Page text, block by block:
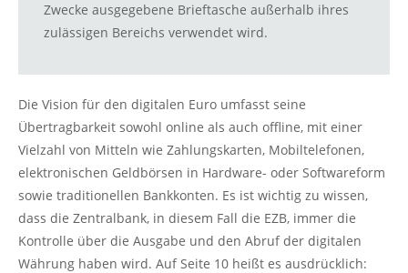
Zwecke ausgegebene Brieftasche außerhalb ihres
zulässigen Bereichs verwendet wird.
Die Vision für den digitalen Euro umfasst seine
Übertragbarkeit sowohl online als auch offline, mit einer
Vielzahl von Mitteln wie Zahlungskarten, Mobiltelefonen,
elektronischen Geldbörsen in Hardware- oder Softwareform
sowie traditionellen Bankkonten. Es ist wichtig zu wissen,
dass die Zentralbank, in diesem Fall die EZB, immer die
Kontrolle über die Ausgabe und den Abruf der digitalen
Währung haben wird. Auf Seite 10 heißt es ausdrücklich: